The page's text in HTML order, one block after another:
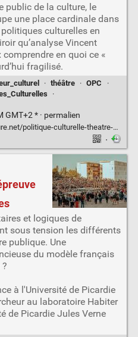
public de la culture, le
une place cardinale dans
culturelles en
qu’analyse Vincent
en quoi ce «
fragilisé.
· théâtre · OPC
·
·
* · permalien
culturelle-theatre-public-heritage/
·
et logiques de
sous tension les différents
publique. Une
du modèle français
à l'Université de Picardie
au laboratoire Habiter
de Picardie Jules Verne